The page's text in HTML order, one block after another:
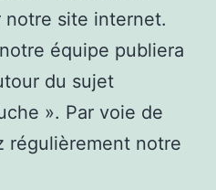
site internet.
équipe publiera
du sujet
». Par voie de
régulièrement notre